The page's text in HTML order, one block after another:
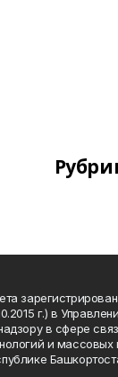
г.) в
в сфере
и массовых